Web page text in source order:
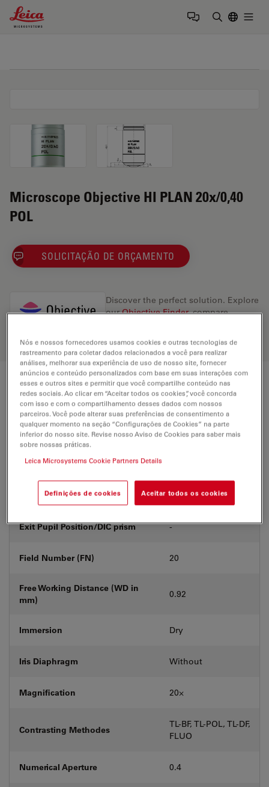
Leica Microsystems Logo
Microscope Objective HI PLAN 20x/0,40
POL
SOLICITAÇÃO DE ORÇAMENTO
Discover the perfect solution. Explore
ourObjective Finder, compare
Technical Specs
Product Number 11556071
Correction Ring (CORR)
Coverglass With
Exit Pupil Position/DIC prism -
Field Number (FN) 20
Free Working Distance (WD in
mm)
0.92
Immersion Dry
Iris Diaphragm Without
Magnification 20⨉
Contrasting Methodes
TL-BF, TL-POL, TL-DF,
FLUO
Numerical Aperture 0.4
Nós e nossos fornecedores usamos cookies e outras tecnologias de
rastreamento para coletar dados relacionados a você para realizar
análises, melhorar sua experiência de uso de nosso site, fornecer
anúncios e conteúdo personalizados com base em suas interações com
esses e outros sites e permitir que você compartilhe conteúdo nas
redes sociais. Ao clicar em “Aceitar todos os cookies”, você concorda
com isso e com o compartilhamento desses dados com nossos
parceiros. Você pode alterar suas preferências de consentimento a
qualquer momento na seção “Configurações de Cookies” na parte
inferior do nosso site. Revise nosso Aviso de Cookies para saber mais
sobre nossas práticas.
Leica Microsystems Cookie Partners Details
Definições de cookies Aceitar todos os cookies